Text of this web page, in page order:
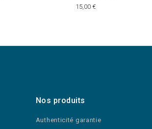
15,00 €
Nos produits
Authenticité garantie